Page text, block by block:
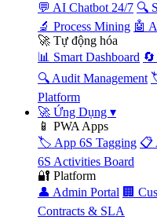
💬 AI Chatbot 24/7 🔍
🔬 Process Mining 🤖
🚀 Tự động hóa
📊 Smart Dashboard
🔍 Audit Management
Platform
🚀 Ứng Dụng ▾
📱 PWA Apps
🏷️ App 6S Tagging 📋
6S Activities Board
🔐 Platform
👤 Admin Portal 🏢
Contracts & SLA